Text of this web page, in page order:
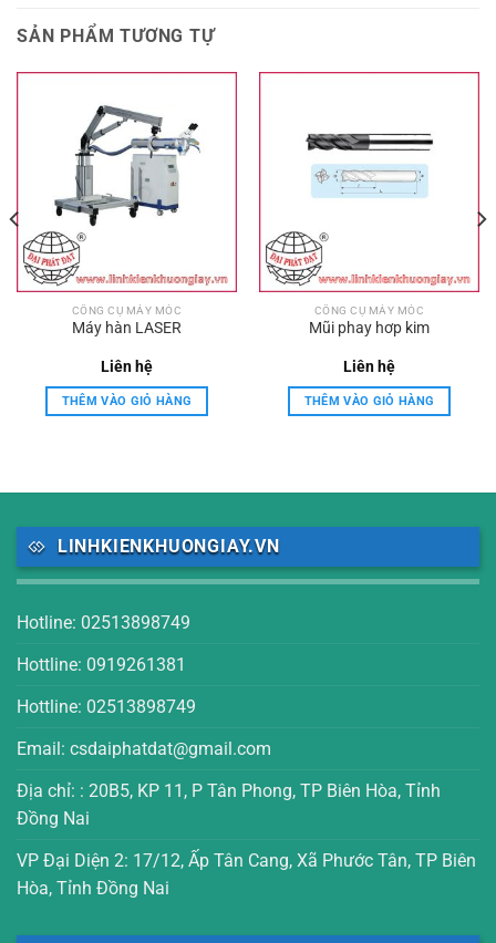
SẢN PHẨM TƯƠNG TỰ
CÔNG CỤ MÁY MÓC
Máy hàn LASER
Liên hệ
THÊM VÀO GIỎ HÀNG
CÔNG CỤ MÁY MÓC
Mũi phay hơp kim
Liên hệ
THÊM VÀO GIỎ HÀNG
LINHKIENKHUONGIAY.VN
Hotline: 02513898749
Hottline: 0919261381
Hottline: 02513898749
Email: csdaiphatdat@gmail.com
Địa chỉ: : 20B5, KP 11, P Tân Phong, TP Biên Hòa, Tỉnh
Đồng Nai
VP Đại Diện 2: 17/12, Ấp Tân Cang, Xã Phước Tân, TP Biên
Hòa, Tỉnh Đồng Nai